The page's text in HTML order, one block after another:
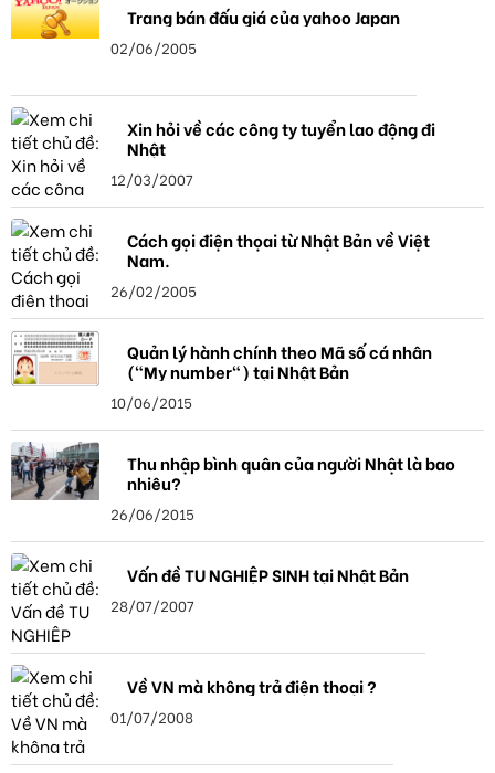
Trang bán đấu giá của yahoo Japan
02/06/2005
Xin hỏi về các công ty tuyển lao động đi
Nhật
12/03/2007
Cách gọi điện thọai từ Nhật Bản về Việt
Nam.
26/02/2005
Quản lý hành chính theo Mã số cá nhân
("My number") tại Nhật Bản
10/06/2015
Thu nhập bình quân của người Nhật là bao
nhiêu?
26/06/2015
Vấn đề TU NGHIỆP SINH tại Nhật Bản
28/07/2007
Về VN mà không trả điện thoại ?
01/07/2008